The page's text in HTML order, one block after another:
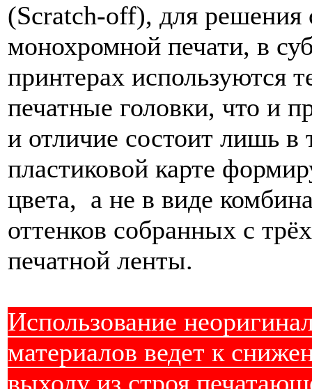
(Scratch-off), для решения
монохромной печати, в
принтерах используются
печатные головки, что и
и отличие состоит лишь в
пластиковой карте
цвета, а не в виде
оттенков собранных с
печатной ленты.
Использование
материалов ведет к
выходу из строя